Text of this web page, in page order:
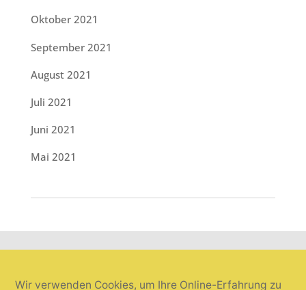
Oktober 2021
September 2021
August 2021
Juli 2021
Juni 2021
Mai 2021
Wir verwenden Cookies, um Ihre Online-Erfahrung zu